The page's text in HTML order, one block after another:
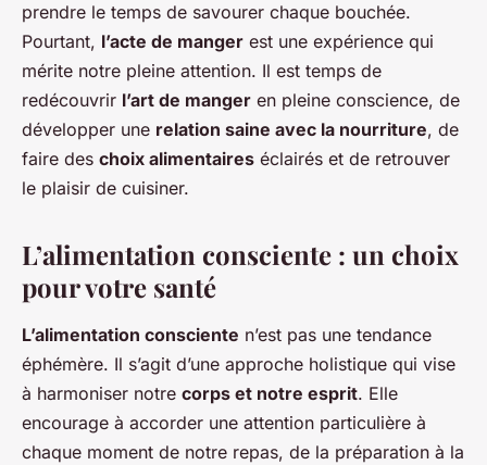
prendre le temps de savourer chaque bouchée.
Pourtant, l’acte de manger est une expérience qui
mérite notre pleine attention. Il est temps de
redécouvrir l’art de manger en pleine conscience, de
développer une relation saine avec la nourriture, de
faire des choix alimentaires éclairés et de retrouver
le plaisir de cuisiner.
L’alimentation consciente : un choix
pour votre santé
L’alimentation consciente n’est pas une tendance
éphémère. Il s’agit d’une approche holistique qui vise
à harmoniser notre corps et notre esprit. Elle
encourage à accorder une attention particulière à
chaque moment de notre repas, de la préparation à la